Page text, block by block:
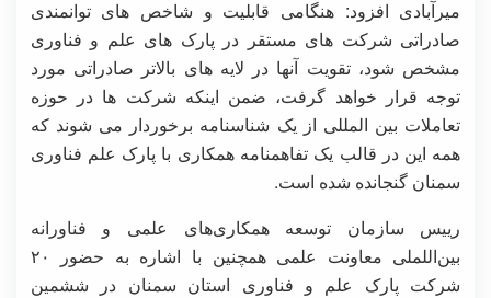
میرآبادی افزود: هنگامی قابلیت و شاخص های توانمندی
صادراتی شرکت های مستقر در پارک های علم و فناوری
مشخص شود، تقویت آنها در لایه های بالاتر صادراتی مورد
توجه قرار خواهد گرفت، ضمن اینکه شرکت ها در حوزه
تعاملات بین المللی از یک شناسنامه برخوردار می شوند که
همه این در قالب یک تفاهمنامه همکاری با پارک علم فناوری
سمنان گنجانده شده است.
رییس سازمان توسعه همکاری‌های علمی و فناورانه
بین‌اللملی معاونت علمی همچنین با اشاره به حضور ۲۰
شرکت پارک علم و فناوری استان سمنان در ششمین